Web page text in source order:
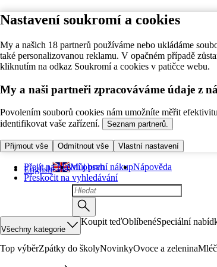
Nastavení soukromí a cookies
My a našich 18 partnerů používáme nebo ukládáme
také personalizovanou reklamu. V opačném případě
kliknutím na odkaz Soukromí a cookies v patičce webu.
My a naši partneři zpracováváme údaje z
Povolením souborů cookies nám umožníte měřit
identifikovat vaše zařízení.
Seznam partnerů.
Přijmout vše Odmítnout vše Vlastní nastavení
Přejít na hlavní obsah
Přeskočit na vyhledávání
English Můj první nákupNápověda
Všechny kategorie
Koupit teďOblíbenéSpeciální
Top výběrZpátky do školyNovinkyOvoce a zelenina